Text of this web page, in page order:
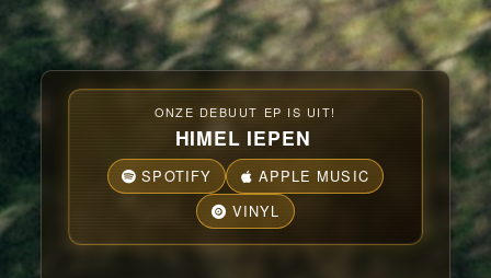
ONZE DEBUUT EP IS UIT!
HIMEL IEPEN
SPOTIFY
APPLE MUSIC
VINYL